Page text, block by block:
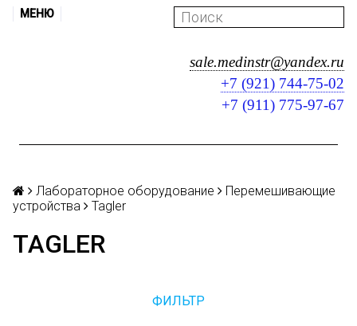
МЕНЮ
sale.medinstr@yandex.ru
+7 (921) 744-75-02
+7 (911) 775-97-67
Лабораторное оборудование
Перемешивающие
устройства
Tagler
TAGLER
ФИЛЬТР